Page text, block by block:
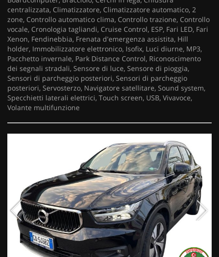
centralizzata, Climatizzatore, Climatizzatore automatico, 2
zone, Controllo automatico clima, Controllo trazione, Controllo
vocale, Cronologia tagliandi, Cruise Control, ESP, Fari LED, Fari
Xenon, Fendinebbia, Frenata d'emergenza assistita, Hill
holder, Immobilizzatore elettronico, Isofix, Luci diurne, MP3,
Pacchetto invernale, Park Distance Control, Riconoscimento
dei segnali stradali, Sensore di luce, Sensore di pioggia,
Sensori di parcheggio posteriori, Sensori di parcheggio
posteriori, Servosterzo, Navigatore satellitare, Sound system,
Specchietti laterali elettrici, Touch screen, USB, Vivavoce,
Volante multifunzione